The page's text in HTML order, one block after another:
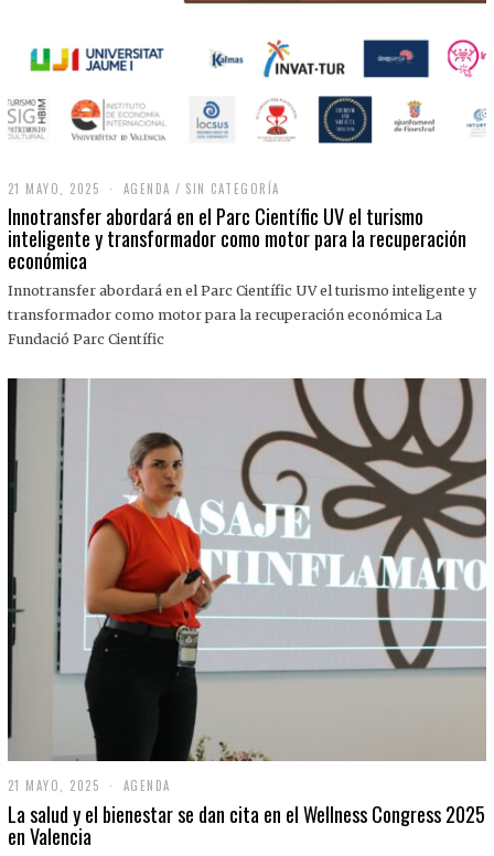
21 MAYO, 2025
M
A
Y
,
0
2
AGENDA / SIN CATEGORÍA
Innotransfer abordará en el Parc Científic UV el turismo
inteligente y transformador como motor para la recuperación
económica
Innotransfer abordará en el Parc Científic UV el turismo inteligente y
transformador como motor para la recuperación económica La
Fundació Parc Científic
21 MAYO, 2025
1
M
AGENDA
La salud y el bienestar se dan cita en el Wellness Congress 2025
en Valencia